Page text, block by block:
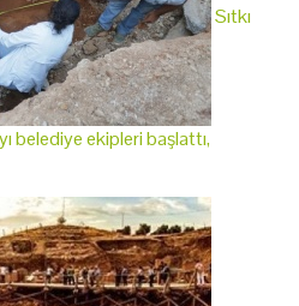
Sıtkı
belediye ekipleri başlattı,